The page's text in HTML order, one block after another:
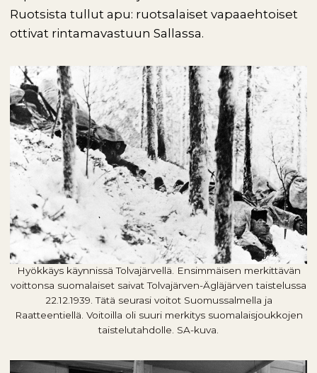
Ruotsista tullut apu: ruotsalaiset vapaaehtoiset
ottivat rintamavastuun Sallassa.
Hyökkäys käynnissä Tolvajärvellä. Ensimmäisen merkittävän
voittonsa suomalaiset saivat Tolvajärven-Ägläjärven taistelussa
22.12.1939. Tätä seurasi voitot Suomussalmella ja
Raatteentiellä. Voitoilla oli suuri merkitys suomalaisjoukkojen
taistelutahdolle. SA-kuva.